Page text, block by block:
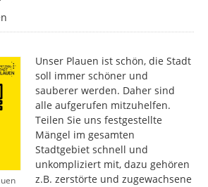
Unser Plauen ist schön, die Stadt
soll immer schöner und
sauberer werden. Daher sind
alle aufgerufen mitzuhelfen.
Teilen Sie uns festgestellte
Mängel im gesamten
Stadtgebiet schnell und
unkompliziert mit, dazu gehören
z.B. zerstörte und zugewachsene